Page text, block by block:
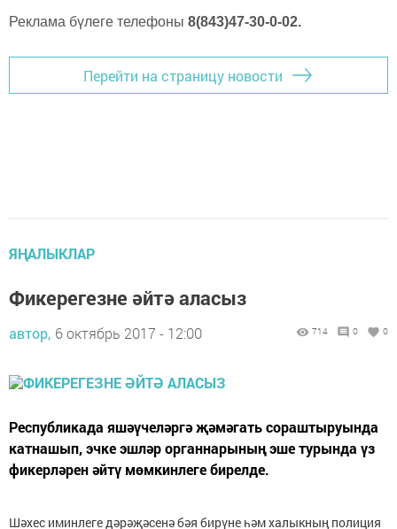
Реклама бүлеге телефоны 8(843)47-30-0-02.
Перейти на страницу новости
ЯҢАЛЫКЛАР
Фикерегезне әйтә аласыз
автор, 6 октябрь 2017 - 12:00 714 0 0
Республикада яшәүчеләргә җәмәгать сораштыруында
катнашып, эчке эшләр органнарының эше турында үз
фикерләрен әйтү мөмкинлеге бирелде.
Шәхес иминлеге дәрәҗәсенә бәя бирүне һәм халыкның полиция